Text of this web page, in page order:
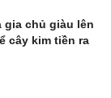
gia chủ giàu lên
cây kim tiền ra